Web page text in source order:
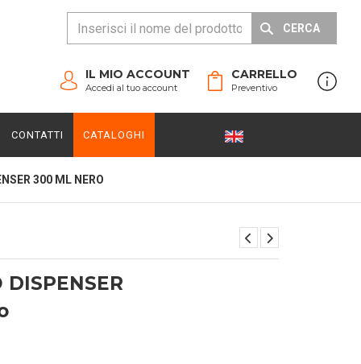
CERCA
CARRELLO
Preventivo
IL MIO ACCOUNT
Accedi al tuo account
CONTATTI CATALOGHI
300 ML NERO
DISPENSER